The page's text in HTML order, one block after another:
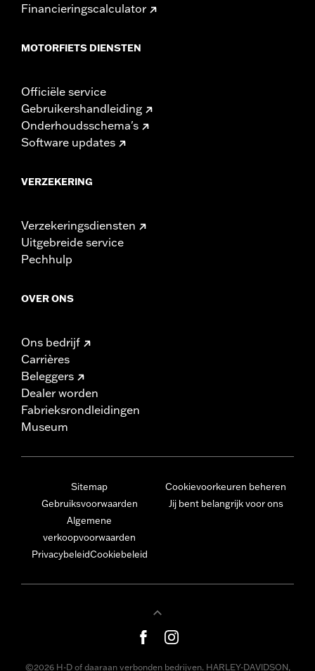
Financieringscalculator
MOTORFIETS DIENSTEN
Officiële service
Gebruikershandleiding
Onderhoudsschema's
Software updates
VERZEKERING
Verzekeringsdiensten
Uitgebreide service
Pechhulp
OVER ONS
Ons bedrijf
Carrières
Beleggers
Dealer worden
Fabrieksrondleidingen
Museum
Sitemap
Gebruiksvoorwaarden
Algemene
verkoopvoorwaarden
PrivacybeleidCookiebeleid
Cookievoorkeuren beheren
Jij bent belangrijk voor ons
©2026 H-D of daaraan verbonden bedrijven. HARLEY-DAVIDSON,